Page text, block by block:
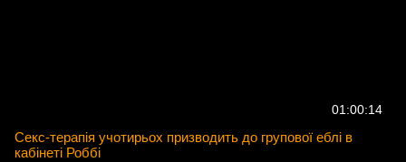
01:00:14
Секс-терапія учотирьох призводить до групової еблі в
кабінеті Роббі